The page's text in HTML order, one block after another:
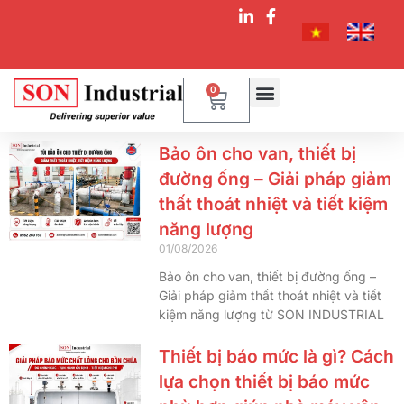
0
Bảo ôn cho van, thiết bị
đường ống – Giải pháp giảm
thất thoát nhiệt và tiết kiệm
năng lượng
01/08/2026
Bảo ôn cho van, thiết bị đường ống –
Giải pháp giảm thất thoát nhiệt và tiết
kiệm năng lượng từ SON INDUSTRIAL
Thiết bị báo mức là gì? Cách
lựa chọn thiết bị báo mức